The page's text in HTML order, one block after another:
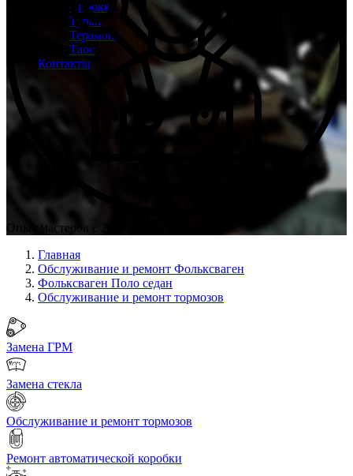
Сирокко
Туран
Терамонт
Таос
Контакты
Опыт мастеров с 2008 г.
Главная
Обслуживание и ремонт Фольксваген
Фольксваген Поло седан
Обслуживание и ремонт тормозов
Замена ГРМ
Замена стекла
Обслуживание и ремонт тормозов
Ремонт автоматической коробки